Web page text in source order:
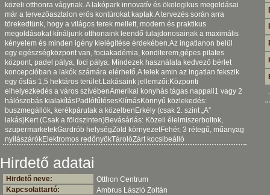
közeli otthonra vágynak. A lakópark innovatív és ökologikus megoldásai
már a tervezőasztalon erős kontúrokat kaptak.A tervezés során arra
törekedtünk, hogy a világos terek mellett, modern és praktikus
megoldásokat kínáljunk otthonaink leendő tulajdonosainak a maximális
kényelem és minden igény kielégítése érdekében.Az ingatlanon belül
egy egészségközpont van, fociakadémia, konditerem,gépes pilates
központ, padel pálya, foci pálya. Mindezek használata kedvező bérlet
koncepcióban a lakók számára elérhető.A telek amin az ingatlan fekszik
egy ősfás 1,5 hektáros terület.Lakásaink jellemzői:Központi
elhelyezkedés a város szívébenAmerikai konyhás tágas nappali1 vagy 2
hálószobás kialakításPadlófűtésesKlímásKönnyű közlekedés:
buszmegállók, kerékpárutak a közelbenErkély (csak 2. szint „A”
lakás)Kert (Csak a földszinten)Bevásárlás: Közeli élelmiszerboltok,
szupermarketekGardrób helységZöld környezetFehér, 3 rétegű, műanyag
nyílászárókElektromos redőnyökTárolóZárt kocsibeálló
-
Hirdető adatai
Hirdető neve:
Otthon Centrum
Kapcsolattartó:
Ambrus László Zoltán